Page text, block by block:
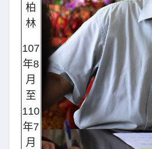
柏
林
107
年8
月
至
110
年7
月